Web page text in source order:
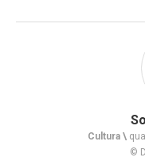
Cultura \
©